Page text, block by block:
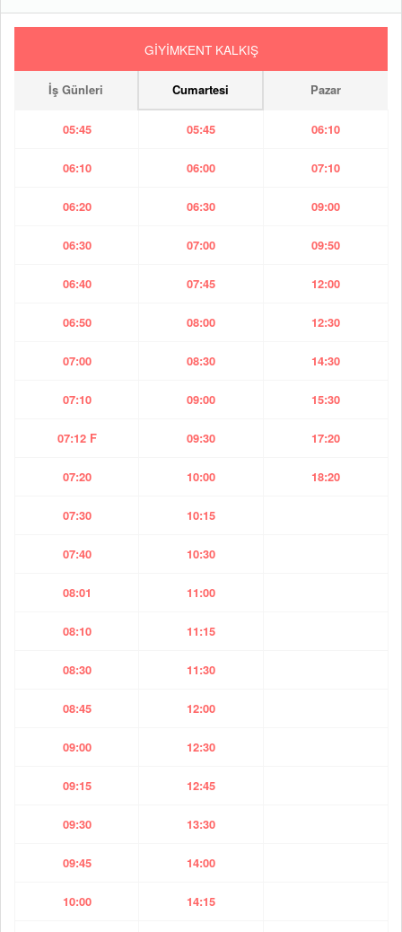
GİYİMKENT KALKIŞ
İş Günleri Cumartesi Pazar
05:45 05:45 06:10
06:10 06:00 07:10
06:20 06:30 09:00
06:30 07:00 09:50
06:40 07:45 12:00
06:50 08:00 12:30
07:00 08:30 14:30
07:10 09:00 15:30
07:12 F 09:30 17:20
07:20 10:00 18:20
07:30 10:15
07:40 10:30
08:01 11:00
08:10 11:15
08:30 11:30
08:45 12:00
09:00 12:30
09:15 12:45
09:30 13:30
09:45 14:00
10:00 14:15